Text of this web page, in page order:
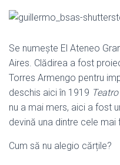
Se numește El Ateneo
Aires. Clădirea a fost
Torres Armengo pentru
deschis aici în 1919
nu a mai mers, aici a fost
devină una dintre cele mai
Cum să nu alegio cărțile?